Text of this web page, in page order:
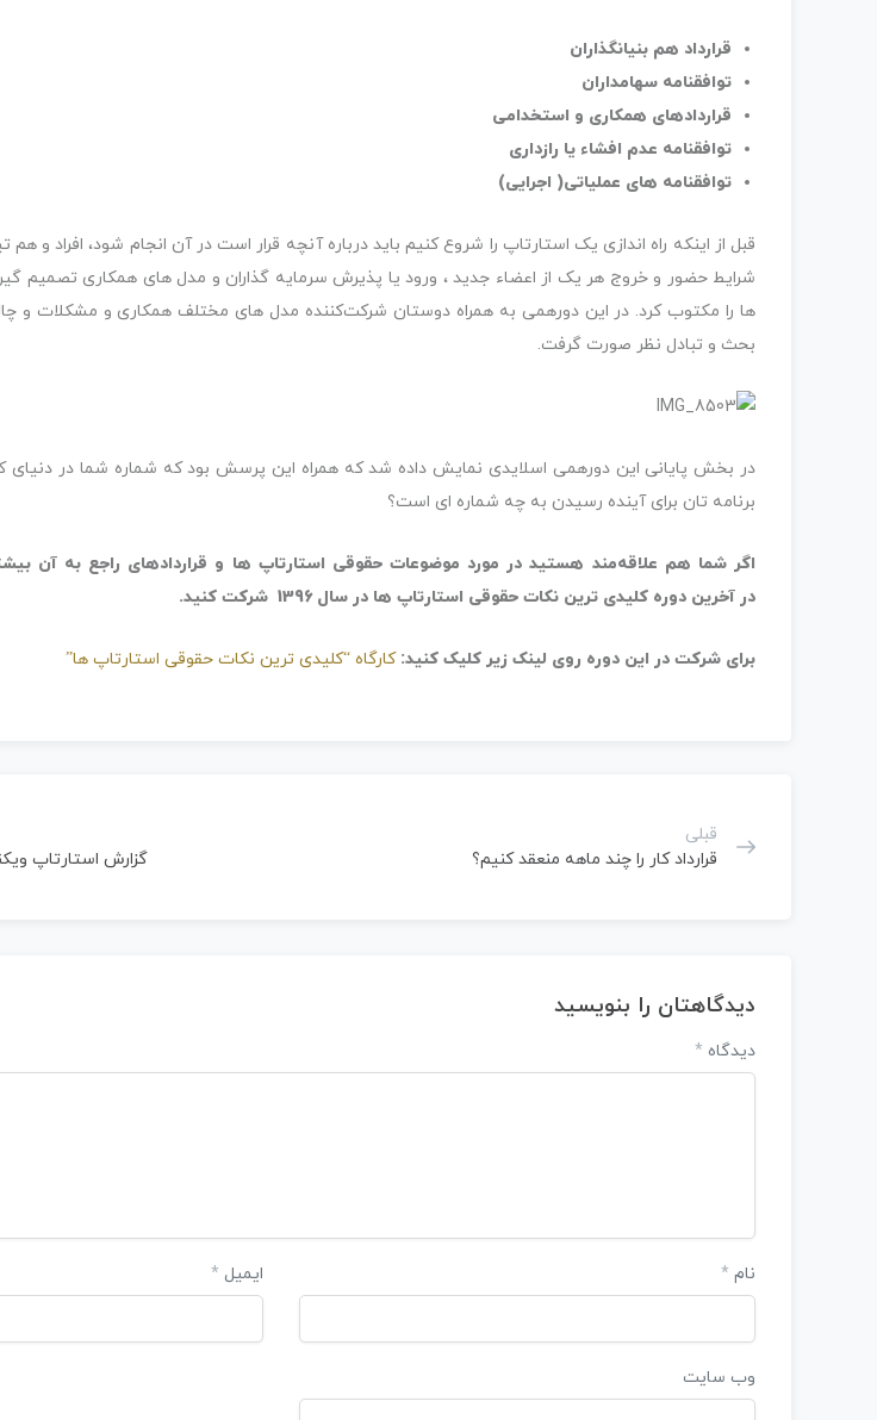
قرارداد هم بنیانگذاران
توافقنامه سهامداران
قراردادهای همکاری و استخدامی
توافقنامه عدم افشاء یا رازداری
توافقنامه های عملیاتی( اجرایی)
قبل از اینکه راه اندازی یک استارتاپ را شروع کنیم باید درباره آنچه قرار است در آن انجام شود، افراد و
شرایط حضور و خروج هر یک از اعضاء جدید ، ورود یا پذیرش سرمایه گذاران و مدل های همکاری تصمیم
ها را مکتوب کرد. در این دورهمی به همراه دوستان شرکت‌کننده مدل های مختلف همکاری و مشکلات
بحث و تبادل نظر صورت گرفت.
در بخش پایانی این دورهمی اسلایدی نمایش داده شد که همراه این پرسش بود که شماره شما در
برنامه تان برای آینده رسیدن به چه شماره ای است؟
اگر شما هم علاقه‌مند هستید در مورد موضوعات حقوقی استارتاپ ها و قراردادهای راجع به آن
در آخرین دوره کلیدی ترین نکات حقوقی استارتاپ ها در سال 1396 شرکت کنید.
برای شرکت در این دوره روی لینک زیر کلیک کنید:کارگاه “کلیدی ترین نکات حقوقی استارتاپ ها”
قبلی
قرارداد کار را چند ماهه منعقد کنیم؟
گزارش استارتاپ
دیدگاهتان را بنویسید
دیدگاه *
نام * ایمیل *
وب‌ سایت